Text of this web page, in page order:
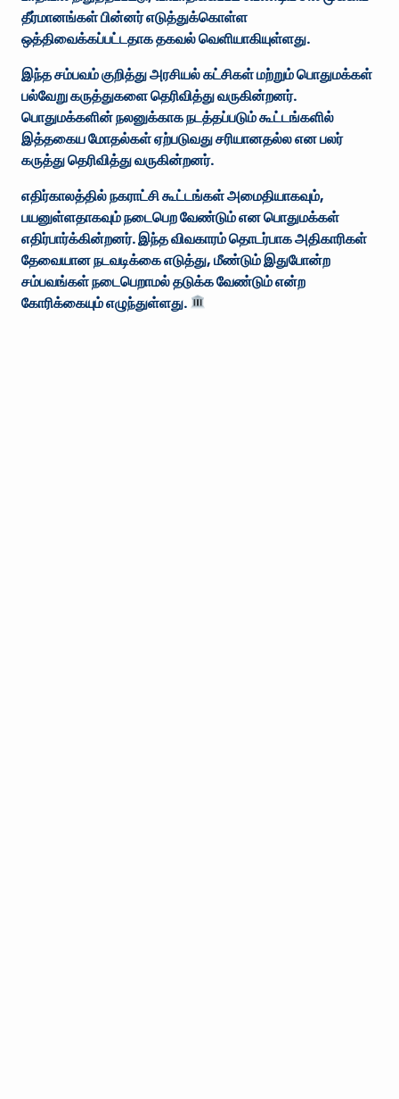
தீர்மானங்கள் பின்னர் எடுத்துக்கொள்ள
ஒத்திவைக்கப்பட்டதாக தகவல் வெளியாகியுள்ளது.
இந்த சம்பவம் குறித்து அரசியல் கட்சிகள் மற்றும் பொதுமக்கள்
பல்வேறு கருத்துகளை தெரிவித்து வருகின்றனர்.
பொதுமக்களின் நலனுக்காக நடத்தப்படும் கூட்டங்களில்
இத்தகைய மோதல்கள் ஏற்படுவது சரியானதல்ல என பலர்
கருத்து தெரிவித்து வருகின்றனர்.
எதிர்காலத்தில் நகராட்சி கூட்டங்கள் அமைதியாகவும்,
பயனுள்ளதாகவும் நடைபெற வேண்டும் என பொதுமக்கள்
எதிர்பார்க்கின்றனர். இந்த விவகாரம் தொடர்பாக அதிகாரிகள்
தேவையான நடவடிக்கை எடுத்து, மீண்டும் இதுபோன்ற
சம்பவங்கள் நடைபெறாமல் தடுக்க வேண்டும் என்ற
கோரிக்கையும் எழுந்துள்ளது.